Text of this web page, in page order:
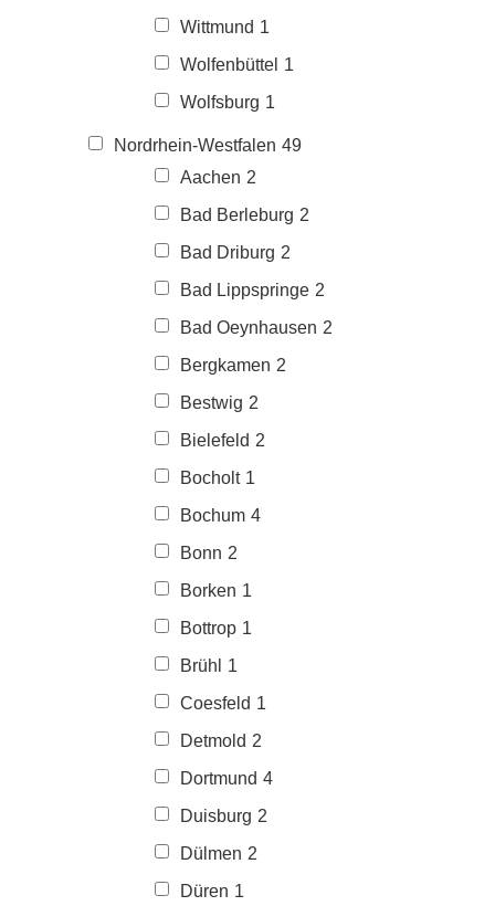
Wittmund 1
Wolfenbüttel 1
Wolfsburg 1
Nordrhein-Westfalen 49
Aachen 2
Bad Berleburg 2
Bad Driburg 2
Bad Lippspringe 2
Bad Oeynhausen 2
Bergkamen 2
Bestwig 2
Bielefeld 2
Bocholt 1
Bochum 4
Bonn 2
Borken 1
Bottrop 1
Brühl
1
Coesfeld 1
Detmold 2
Dortmund 4
Duisburg 2
Dülmen 2
Düren 1